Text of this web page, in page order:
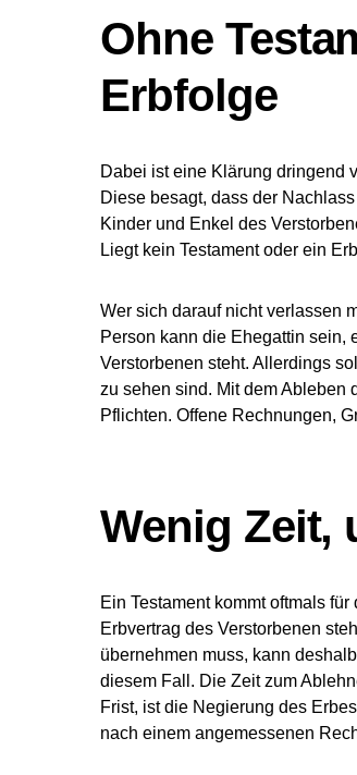
Ohne
Erbfolge
Dabei ist eine Klärung dringend
Diese besagt, dass der
Kinder und Enkel des
Liegt kein Testament oder ein
Wer sich darauf nicht verlassen
Person kann die Ehegattin sein,
Verstorbenen steht. Allerdings
zu sehen sind. Mit dem Ableben
Pflichten. Offene Rechnungen,
Wenig Zeit,
Ein Testament kommt oftmals
Erbvertrag des Verstorbenen
übernehmen muss, kann
diesem Fall. Die Zeit zum
Frist, ist die Negierung des
nach einem angemessenen